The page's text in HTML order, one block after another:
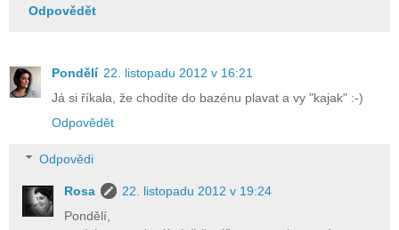
Odpovědět
Pondělí 22. listopadu 2012 v 16:21
Já si říkala, že chodíte do bazénu plavat a vy "kajak" :-)
Odpovědět
Odpovědi
Rosa
22. listopadu 2012 v 19:24
Pondělí,